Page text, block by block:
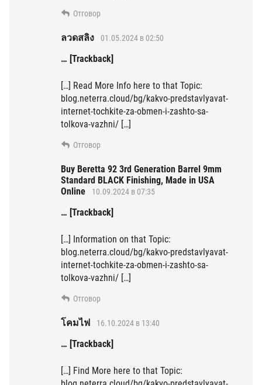
Отговор
ลวดสลิง 01.05.2024 в 02:50
… [Trackback]
[…] Read More Info here to that Topic:
blog.neterra.cloud/bg/kakvo-predstavlyavat-
internet-tochkite-za-obmen-i-zashto-sa-
tolkova-vazhni/ […]
Отговор
Buy Beretta 92 3rd Generation Barrel 9mm
Standard BLACK Finishing, Made in USA
Online
10.09.2024 в 07:35
… [Trackback]
[…] Information on that Topic:
blog.neterra.cloud/bg/kakvo-predstavlyavat-
internet-tochkite-za-obmen-i-zashto-sa-
tolkova-vazhni/ […]
Отговор
โคมไฟ 16.10.2024 в 13:40
… [Trackback]
[…] Find More here to that Topic: